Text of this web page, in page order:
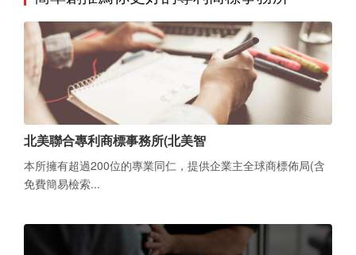
北美聯合專利商標事務所(北美智
本所擁有超過200位的專業同仁，提供企業主全球商標佈局(含
免費簡易檢索...